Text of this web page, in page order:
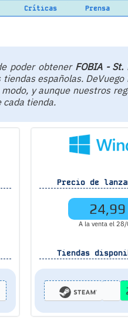
Críticas Prensa
poder obtener FOBIA -
españolas.
y aunque nuestros
cada tienda.
Precio de
24,99
A la venta el
Tiendas